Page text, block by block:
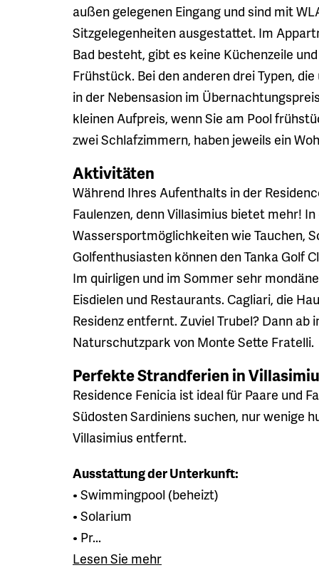
außen gelegenen Eingang und sind mit
Sitzgelegenheiten ausgestattet. Im
Bad besteht, gibt es keine Küchenzeile
Frühstück. Bei den anderen drei Typen,
in der Nebensasion im
kleinen Aufpreis, wenn Sie am Pool
zwei Schlafzimmern, haben jeweils ein
Aktivitäten
Während Ihres Aufenthalts in der
Faulenzen, denn Villasimius bietet mehr!
Wassersportmöglichkeiten wie Tauchen,
Golfenthusiasten können den Tanka Golf
Im quirligen und im Sommer sehr
Eisdielen und Restaurants. Cagliari, die
Residenz entfernt. Zuviel Trubel? Dann ab
Naturschutzpark von Monte Sette Fratelli.
Perfekte Strandferien in
Residence Fenicia ist ideal für Paare und
Südosten Sardiniens suchen, nur wenige
Villasimius entfernt.
Ausstattung der Unterkunft:
• Swimmingpool (beheizt)
• Solarium
• Pr...
Lesen Sie mehr